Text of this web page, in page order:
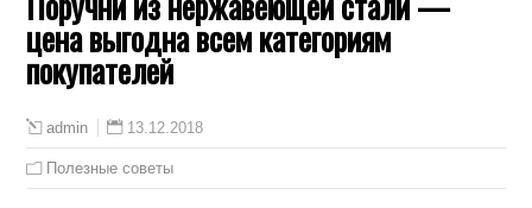
цена выгодна всем категориям
покупателей
admin 13.12.2018
Полезные советы